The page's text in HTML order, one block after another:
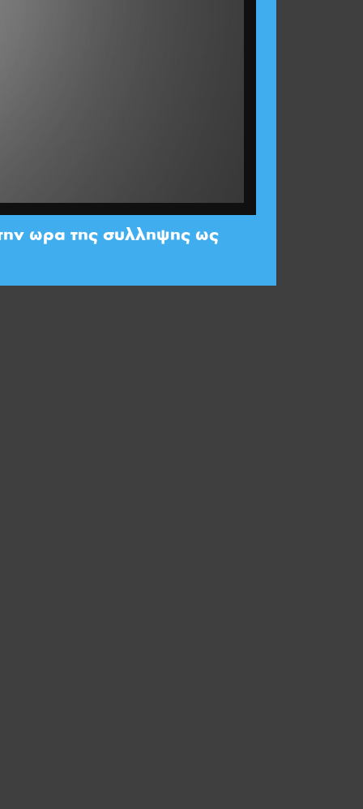
ωρα της συλληψης ως